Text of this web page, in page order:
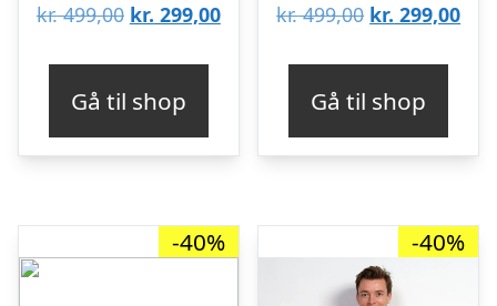
kr.499,00 Den
var:
kr. 499,00.
kr. 299,00Den
kr. 299,00.
Gå til shop
kr.499,00 Den
var:
kr. 499,00.
kr. 299,00Den
kr.
Gå til shop
-40% -40%